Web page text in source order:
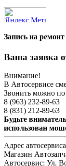
Запись на ремонт
Ваша заявка
Внимание!
В Автосервисе
Звонить можно
8 (963) 232-89-63
8 (831) 212-89-63
Будьте
использован
Адрес
Магазин
Автосервис: Ул.